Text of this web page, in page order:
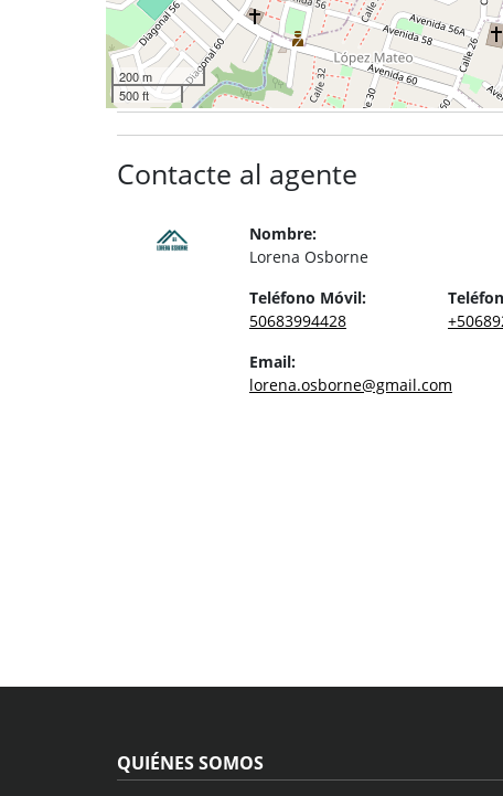
200 m
500 ft
Contacte al agente
Nombre:
Lorena Osborne
Teléfono Móvil:
50683994428
Email:
lorena.osborne@gmail.com
QUIÉNES SOMOS